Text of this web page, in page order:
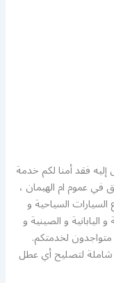
فقد أمنا لكم خدمة
في عموم ام الهيمان ،
السياحية و
و الصينية و
متواجدون لخدمتكم.
شاملة لتصليح أي عطل